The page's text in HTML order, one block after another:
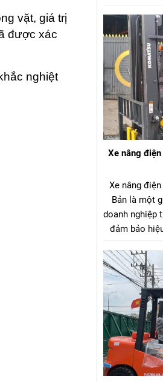
vặt, giá trị
được xác
nghiệt
là lựa chọn
máy, kho
trọng nâng
chuyển và
như pallet, vật
Xe nâng
Xe nâng
Bản là một
doanh nghiệp
đảm bảo
là lựa chọn
máy, kho
trọng nâng
chuyển và
như pallet, vật